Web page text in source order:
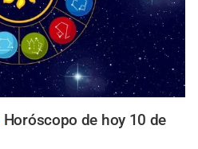
Horóscopo de hoy 10 de